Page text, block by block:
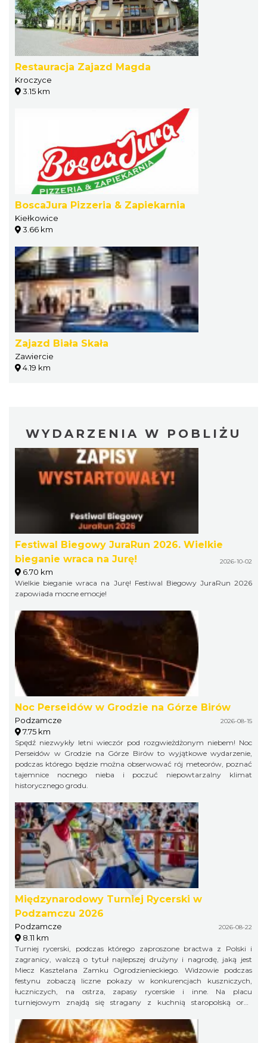
Restauracja Zajazd Magda
Kroczyce
3.15 km
BoscaJura Pizzeria & Zapiekarnia
Kiełkowice
3.66 km
Zajazd Biała Skała
Zawiercie
4.19 km
WYDARZENIA W POBLIŻU
Festiwal Biegowy JuraRun 2026. Wielkie
bieganie wraca na Jurę!
2026-10-02
6.70 km
Wielkie bieganie wraca na Jurę! Festiwal Biegowy JuraRun 2026
zapowiada mocne emocje!
Noc Perseidów w Grodzie na Górze Birów
Podzamcze 2026-08-15
7.75 km
Spędź niezwykły letni wieczór pod rozgwieżdżonym niebem! Noc
Perseidów w Grodzie na Górze Birów to wyjątkowe wydarzenie,
podczas którego będzie można obserwować rój meteorów, poznać
tajemnice nocnego nieba i poczuć niepowtarzalny klimat
historycznego grodu.
Międzynarodowy Turniej Rycerski w
Podzamczu 2026
Podzamcze 2026-08-22
8.11 km
Turniej rycerski, podczas którego zaproszone bractwa z Polski i
zagranicy, walczą o tytuł najlepszej drużyny i nagrodę, jaką jest
Miecz Kasztelana Zamku Ogrodzienieckiego. Widzowie podczas
festynu zobaczą liczne pokazy w konkurencjach kuszniczych,
łuczniczych, na ostrza, zapasy rycerskie i inne. Na placu
turniejowym znajdą się stragany z kuchnią staropolską oraz